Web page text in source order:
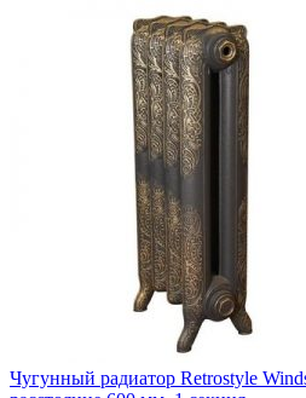
Чугунный радиатор Retrostyle